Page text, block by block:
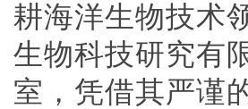
耕海洋生物技术
生物科技研究有
室，凭借其严谨